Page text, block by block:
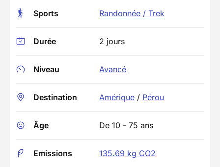
Sports Randonnée / Trek
Durée 2 jours
Niveau Avancé
Destination Amérique / Pérou
Âge De 10 - 75 ans
Emissions 135.69 kg CO2